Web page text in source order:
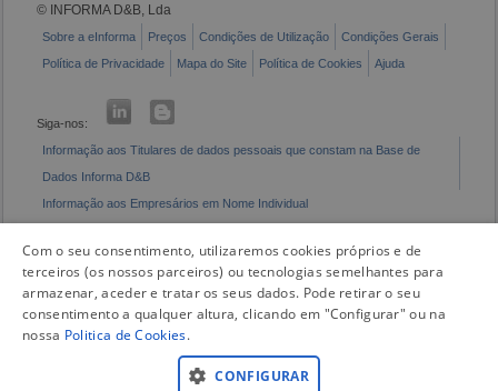
© INFORMA D&B, Lda
Sobre a eInforma Preços Condições de Utilização
Condições Gerais
Política de Privacidade
Mapa do Site Política de Cookies Ajuda
Siga-nos:
Informação aos Titulares de dados pessoais que constam na Base de
Dados Informa D&B
Informação aos Empresários em Nome Individual
Com o seu consentimento, utilizaremos cookies próprios e de
terceiros (os nossos parceiros) ou tecnologias semelhantes para
armazenar, aceder e tratar os seus dados. Pode retirar o seu
consentimento a qualquer altura, clicando em "Configurar" ou na
nossa Politica de Cookies.
CONFIGURAR